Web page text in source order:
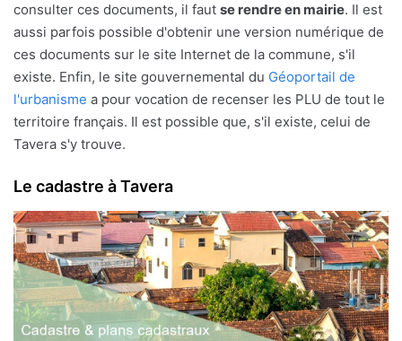
consulter ces documents, il faut se rendre en mairie. Il est
aussi parfois possible d'obtenir une version numérique de
ces documents sur le site Internet de la commune, s'il
existe. Enfin, le site gouvernemental du Géoportail de
l'urbanisme a pour vocation de recenser les PLU de tout le
territoire français. Il est possible que, s'il existe, celui de
Tavera s'y trouve.
Le cadastre à Tavera